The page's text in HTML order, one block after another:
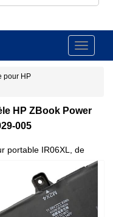
Toggle
pour HP
HP ZBook Power
005
portable IR06XL, de